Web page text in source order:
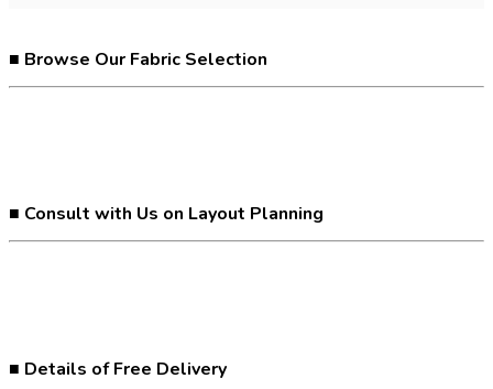
■ Browse Our Fabric Selection
■ Consult with Us on Layout Planning
■ Details of Free Delivery